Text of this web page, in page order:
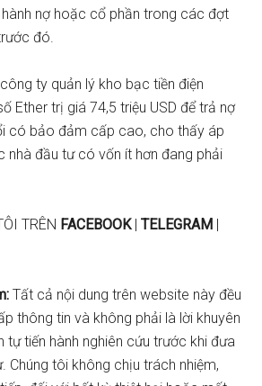
nợ hoặc cổ phần trong các đợt
đó.
ty quản lý kho bạc tiền điện
Ether trị giá 74,5 triệu USD để trả nợ
có bảo đảm cấp cao, cho thấy áp
nhà đầu tư có vốn ít hơn đang phải
TRÊN FACEBOOK|TELEGRAM |
Tất cả nội dung trên website này đều
thông tin và không phải là lời khuyên
tự tiến hành nghiên cứu trước khi đưa
Chúng tôi không chịu trách nhiệm,